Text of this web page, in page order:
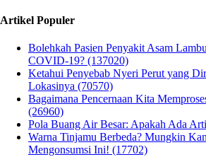
Artikel Populer
Bolehkah Pasien Penyakit Asam
COVID-19? (137020)
Ketahui Penyebab Nyeri Perut yang
Lokasinya (70570)
Bagaimana Pencernaan Kita
(26960)
Pola Buang Air Besar: Apakah Ada
Warna Tinjamu Berbeda? Mungkin
Mengonsumsi Ini! (17702)